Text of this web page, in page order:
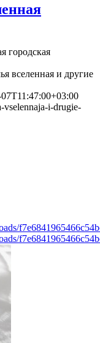
городская
вселенная и другие
vselennaja-i-drugie-